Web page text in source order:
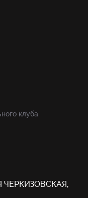
клуба
ЧЕРКИЗОВСКАЯ,